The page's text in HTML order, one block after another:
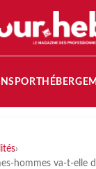
›
hommes va-t-elle